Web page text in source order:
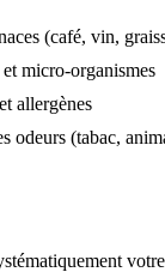
(café, vin,
micro-organismes
allergènes
odeurs (tabac,